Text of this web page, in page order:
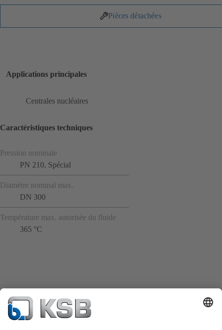
Pièces détachées
Applications principales
Centrales nucléaires
Caractéristiques techniques
Pression nominale
PN 210, Spécial
Diamètre nominal max.
DN 300
Température max. autorisée du fluide
365 °C